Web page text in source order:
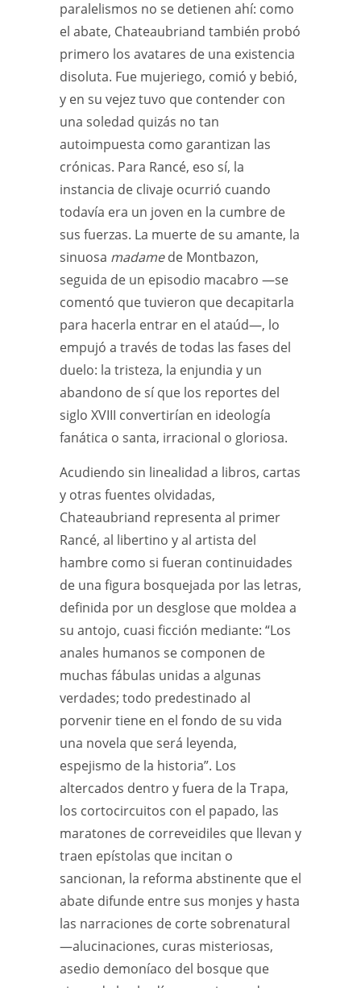
paralelismos no se detienen ahí: como
el abate, Chateaubriand también probó
primero los avatares de una existencia
disoluta. Fue mujeriego, comió y bebió,
y en su vejez tuvo que contender con
una soledad quizás no tan
autoimpuesta como garantizan las
crónicas. Para Rancé, eso sí, la
instancia de clivaje ocurrió cuando
todavía era un joven en la cumbre de
sus fuerzas. La muerte de su amante, la
sinuosa madamede Montbazon,
seguida de un episodio macabro —se
comentó que tuvieron que decapitarla
para hacerla entrar en el ataúd—, lo
empujó a través de todas las fases del
duelo: la tristeza, la enjundia y un
abandono de sí que los reportes del
siglo XVIII convertirían en ideología
fanática o santa, irracional o gloriosa.
Acudiendo sin linealidad a libros, cartas
y otras fuentes olvidadas,
Chateaubriand representa al primer
Rancé, al libertino y al artista del
hambre como si fueran continuidades
de una figura bosquejada por las letras,
definida por un desglose que moldea a
su antojo, cuasi ficción mediante: “Los
anales humanos se componen de
muchas fábulas unidas a algunas
verdades; todo predestinado al
porvenir tiene en el fondo de su vida
una novela que será leyenda,
espejismo de la historia”. Los
altercados dentro y fuera de la Trapa,
los cortocircuitos con el papado, las
maratones de correveidiles que llevan y
traen epístolas que incitan o
sancionan, la reforma abstinente que el
abate difunde entre sus monjes y hasta
las narraciones de corte sobrenatural
—alucinaciones, curas misteriosas,
asedio demoníaco del bosque que